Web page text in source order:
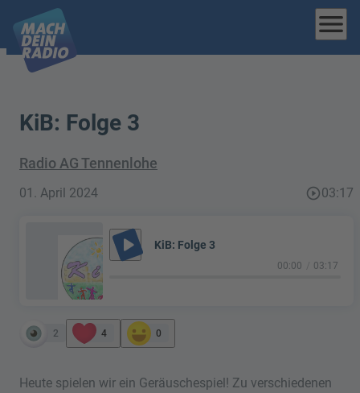
menu
KiB: Folge 3
Radio AG Tennenlohe
01. April 2024 play_circle_outline03:17
play_arrow KiB: Folge 3
00:00 03:17
2 4 0
Heute spielen wir ein Geräuschespiel! Zu verschiedenen